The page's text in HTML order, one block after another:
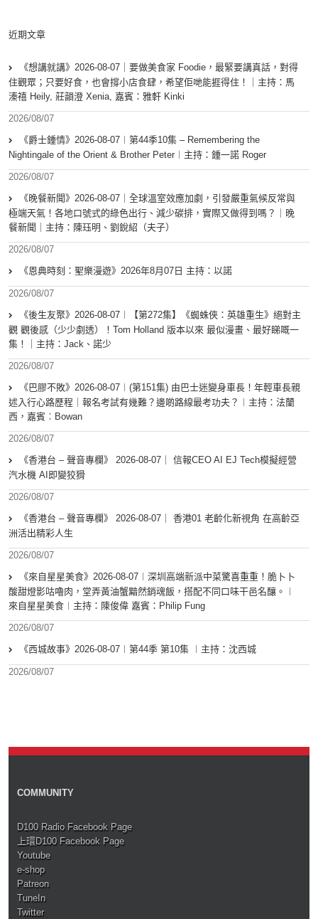
近期文章
《想講就講》2026-08-07｜要做美食家 Foodie，最緊要講真話，對得
住觀眾；只要好食，也會撐小店食肆，希望佢哋能捱得住！｜主持：馬
溱禧 Heily, 莊韻澄 Xenia, 嘉賓：雅軒 Kinki
2026/08/07
《爵士鍾情》2026-08-07︱第44季10集 – Remembering the
Nightingale of the Orient & Brother Peter︱主持：鍾一諾 Roger
2026/08/07
《晚餐新聞》2026-08-07｜全球溫室效應加劇，引發嚴重氣候反常與
極端天氣！各地口號式的綠色出行、減少碳排，實際又做得到嗎？｜晚
餐新聞｜主持：陳珏明、劉銳紹（夫子）
2026/08/07
《恩典時刻：聖樂漫遊》2026年8月07日 主持：以諾
2026/08/07
《後生友聚》2026-08-07︱【第272集】《蜘蛛俠：英雄重生》絕對主
觀 觀後感（少少劇透）！Tom Holland 版本以來 最似漫畫、最好睇嘅一
集！｜主持：Jack、諾少
2026/08/07
《巴膠不敗》2026-08-07︱(第151集) 由巴士迷變身車長！年輕車長親
述入行心路歷程｜報名考試有幾難？邊啲路線最考功夫？︱主持：法蘭
西，嘉賓︰Bowan
2026/08/07
《香港台 – 聲音專欄》 2026-08-07｜ 信報CEO AI EJ Tech模擬經營
汽水機 AI即變狡猾
2026/08/07
《香港台 – 聲音專欄》 2026-08-07｜ 香港01 老齡化新視角 在高齡亞
洲活出精彩人生
2026/08/07
《來自星星美食》2026-08-07︱深圳高端新派中菜驚喜重重！脆卜卜
酸甜燈影咕嚕肉，堂弄黃油蟹黯然銷魂飯，搭配不同口味干邑名釀。︱
來自星星美食︱主持：陳俊偉 嘉賓：Philip Fung
2026/08/07
《西城故事》2026-08-07︱第44季 第10集 ︱主持：沈西城
2026/08/07
COMMUNITY
D100 Radio Facebook Page
上環D100 Facebook Page
Youtube
e-shop
Patreon
TuneIn
Twitter